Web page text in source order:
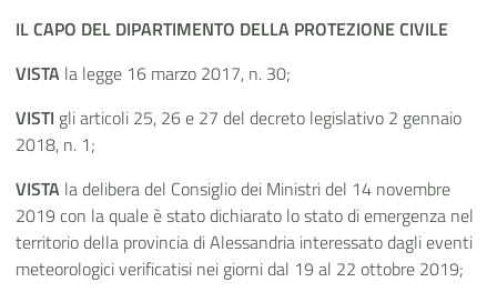
IL CAPO DEL DIPARTIMENTO DELLA PROTEZIONE CIVILE
VISTA la legge 16 marzo 2017, n. 30;
VISTI gli articoli 25, 26 e 27 del decreto legislativo 2 gennaio
2018, n. 1;
VISTA la delibera del Consiglio dei Ministri del 14 novembre
2019 con la quale è stato dichiarato lo stato di emergenza nel
territorio della provincia di Alessandria interessato dagli eventi
meteorologici verificatisi nei giorni dal 19 al 22 ottobre 2019;